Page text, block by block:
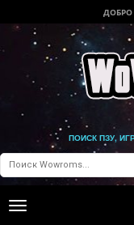
ДОБРО
ПОИСК ПЗУ,
Toggle